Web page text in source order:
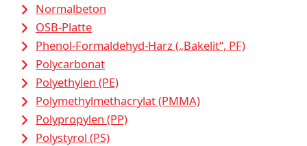
Normalbeton
OSB-Platte
Phenol-Formaldehyd-Harz („Bakelit“, PF)
Polycarbonat
Polyethylen (PE)
Polymethylmethacrylat (PMMA)
Polypropylen (PP)
Polystyrol (PS)